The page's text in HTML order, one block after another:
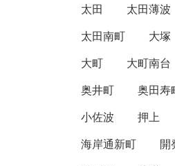
太田
太田薄波
太田南町
大塚
大町
大町南台
奥井町
奥田寿
小佐波
押上
海岸通新町
開